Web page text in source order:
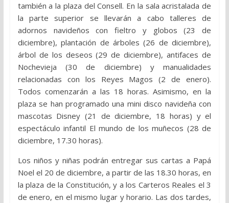
también a la plaza del Consell. En la sala acristalada de
la parte superior se llevarán a cabo talleres de
adornos navideños con fieltro y globos (23 de
diciembre), plantación de árboles (26 de diciembre),
árbol de los deseos (29 de diciembre), antifaces de
Nochevieja (30 de diciembre) y manualidades
relacionadas con los Reyes Magos (2 de enero).
Todos comenzarán a las 18 horas. Asimismo, en la
plaza se han programado una mini disco navideña con
mascotas Disney (21 de diciembre, 18 horas) y el
espectáculo infantil El mundo de los muñecos (28 de
diciembre, 17.30 horas).
Los niños y niñas podrán entregar sus cartas a Papá
Noel el 20 de diciembre, a partir de las 18.30 horas, en
la plaza de la Constitución, y a los Carteros Reales el 3
de enero, en el mismo lugar y horario. Las dos tardes,